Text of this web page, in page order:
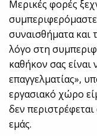
Μερικές φορές
συναισθήματα και
λόγο στη
καθήκον σας
επαγγελματίας»,
εργασιακό χώρο
δεν
εμάς.